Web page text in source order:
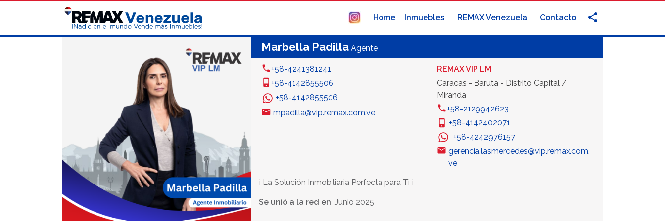
Home Inmuebles REMAX Venezuela Contacto
Marbella Padilla Agente
+58-4241381241
+58-4142855506
+58-4142855506
mpadilla@vip.remax.com.ve
REMAX VIP LM
Caracas - Baruta - Distrito Capital /
Miranda
+58-2129942623
+58-4142402071
+58-4242976157
gerencia.lasmercedes@vip.remax.com.
ve
¡ La Solución Inmobiliaria Perfecta para Ti ¡
Se unió a la red en: Junio 2025